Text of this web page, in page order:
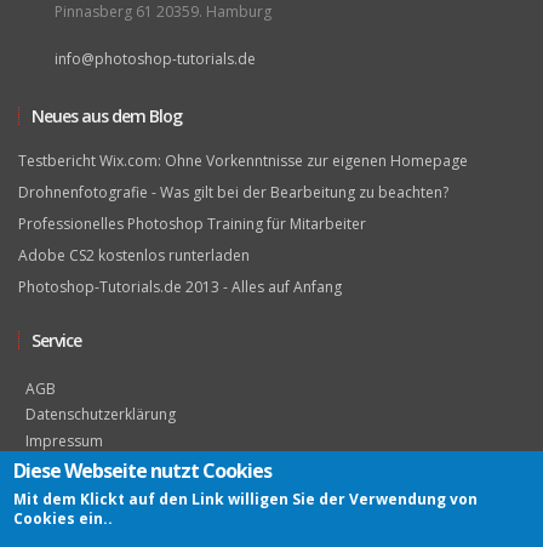
Pinnasberg 61 20359. Hamburg
info@photoshop-tutorials.de
Neues aus dem Blog
Testbericht Wix.com: Ohne Vorkenntnisse zur eigenen Homepage
Drohnenfotografie - Was gilt bei der Bearbeitung zu beachten?
Professionelles Photoshop Training für Mitarbeiter
Adobe CS2 kostenlos runterladen
Photoshop-Tutorials.de 2013 - Alles auf Anfang
Service
AGB
Datenschutzerklärung
Impressum
Diese Webseite nutzt Cookies
Mit dem Klickt auf den Link willigen Sie der Verwendung von
Cookies ein..